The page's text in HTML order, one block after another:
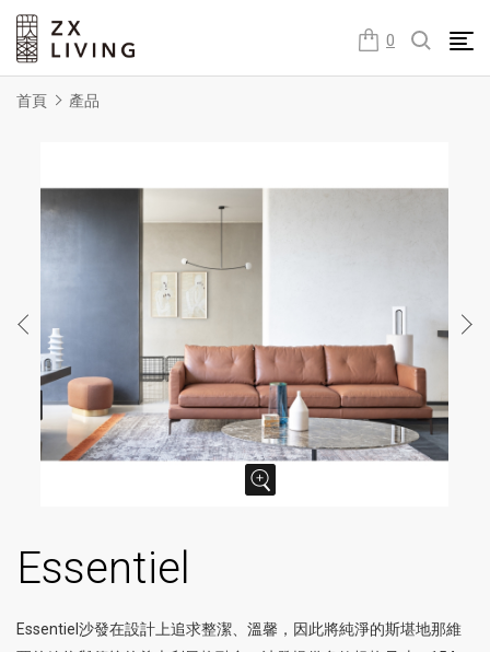
0
朕璽國際ZX LIVING官方網站
首頁 產品
Essentiel
Essentiel沙發在設計上追求整潔、溫馨，因此將純淨的斯堪地那維